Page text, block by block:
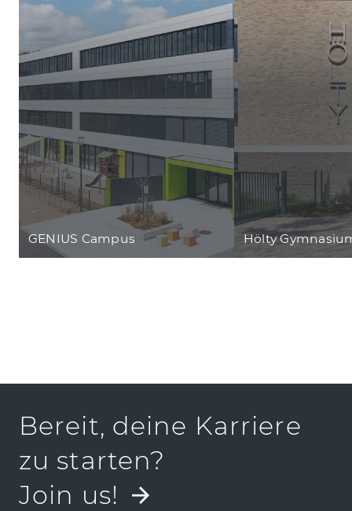
GENIUS Campus Hölty
Bereit, deine Karriere
zu starten?
Join us!